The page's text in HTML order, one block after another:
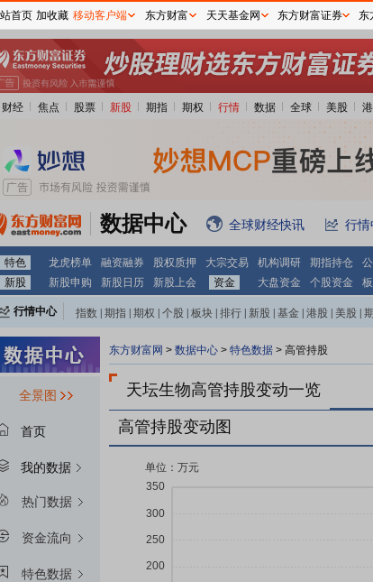
财经 焦点 股票 新股 期指 期权 行情 数据 全球 美股
数据中心 全球财经快讯 行情
特色 龙虎榜单 融资融券 股权质押 大宗交易 机构调研 期指持仓
新股
新股申购 新股日历 新股上会 资金 大盘资金 个股资金
行情中心 指数 期指 期权 个股 板块 排行 新股 基金 港股 美股
全景图
首页
我的数据
热门数据
资金流向
特色数据
东方财富网 > 数据中心 > 特色数据 > 高管持股
天坛生物高管持股变动一览
高管持股变动图
首页 加收藏 移动客户端 东方财富 天天基金网 东方财富证券 东